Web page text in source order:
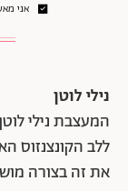
אני
נילי לוטן
המעצבת נילי
ללב הקונצנזוס
את זה בצורה